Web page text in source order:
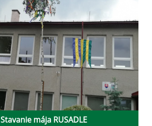
Stavanie mája RUSADLE